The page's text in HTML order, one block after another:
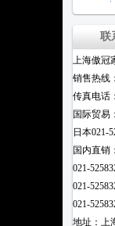
联
上海傲冠
销售热线
传真电话
国际贸易：
日本021-
国内直销：
021-
021-
021-
地址：上